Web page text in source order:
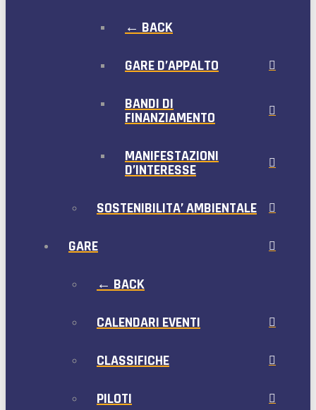
← BACK
GARE D’APPALTO
BANDI DI
FINANZIAMENTO
MANIFESTAZIONI
D’INTERESSE
SOSTENIBILITA’ AMBIENTALE
GARE
← BACK
CALENDARI EVENTI
CLASSIFICHE
PILOTI